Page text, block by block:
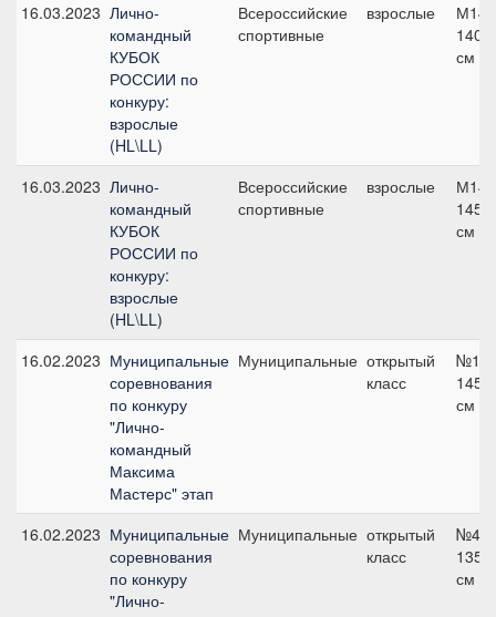
16.03.2023 Лично-
командный
КУБОК
РОССИИ по
конкуру:
взрослые
(HL\LL)
Всероссийские
спортивные
взрослые
140
см
16.03.2023 Лично-
командный
КУБОК
РОССИИ по
конкуру:
взрослые
(HL\LL)
Всероссийские
спортивные
взрослые
145
см
16.02.2023 Муниципальные
соревнования
по конкуру
"Лично-
командный
Максима
Мастерс" этап
Муниципальные открытый
класс
№15,
145
см
16.02.2023 Муниципальные
соревнования
по конкуру
"Лично-
Муниципальные открытый
класс
№4,
135
см